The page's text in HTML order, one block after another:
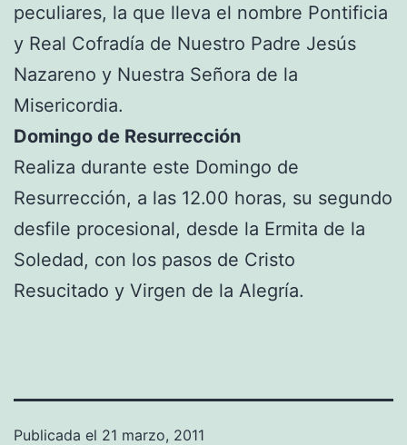
peculiares, la que lleva el nombre Pontificia
y Real Cofradía de Nuestro Padre Jesús
Nazareno y Nuestra Señora de la
Misericordia.
Domingo de Resurrección
Realiza durante este Domingo de
Resurrección, a las 12.00 horas, su segundo
desfile procesional, desde la Ermita de la
Soledad, con los pasos de Cristo
Resucitado y Virgen de la Alegría.
Publicada el 21 marzo, 2011